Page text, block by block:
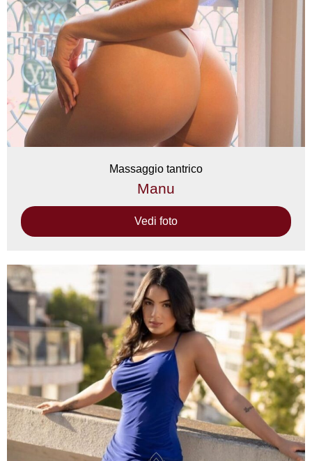
Massaggio tantrico
Manu
Vedi foto